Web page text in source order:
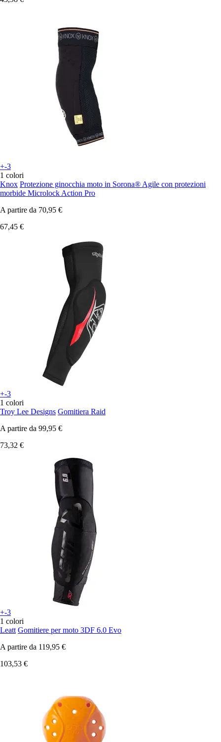
+-3
1 colori
Knox Protezione ginocchia moto in Sorona® Agile con protezioni
morbide Microlock Action Pro
A partire da 70,95 €
67,45 €
+-3
1 colori
Troy Lee Designs Gomitiera Raid
A partire da 99,95 €
73,32 €
+-3
1 colori
Leatt Gomitiere per moto 3DF 6.0 Evo
A partire da 119,95 €
103,53 €